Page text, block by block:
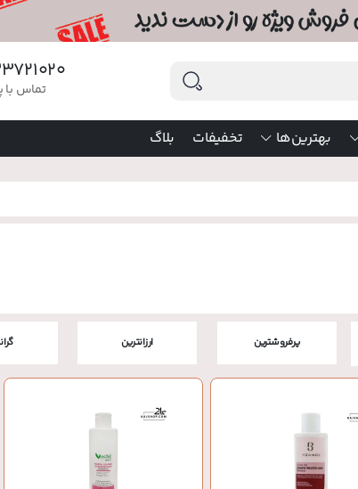
تماس با
بهترین‌ها تخفیفات بلاگ
پرفروشترین ارزانترین